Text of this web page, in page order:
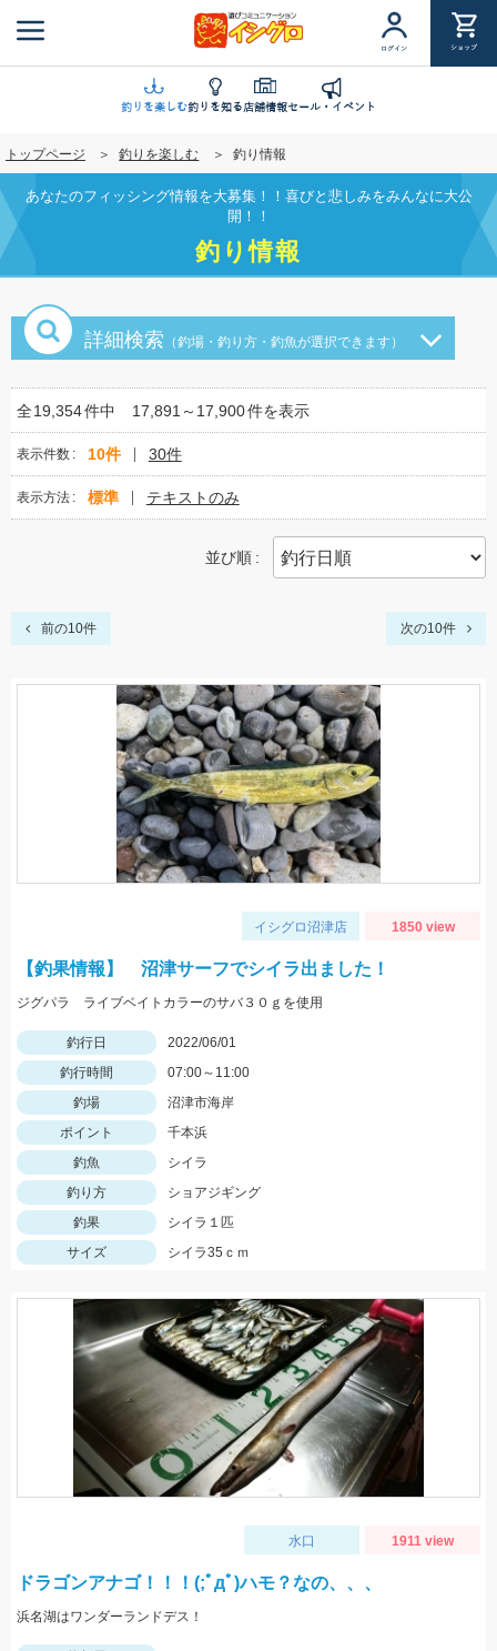
ン
に
移
動
ログイン ショップ
釣りを楽しむ釣りを知る店舗情報セール・イベント
トップページ 釣りを楽しむ 釣り情報
あなたのフィッシング情報を大募集！！喜びと悲しみをみんなに大公
開！！
釣り情報
詳細検索 （釣場・釣り方・釣魚が選択できます）
全19,354件中 17,891～17,900件を表示
表示件数 10件 30件
表示方法 標準 テキストのみ
並び順
前の10件 次の10件
イシグロ沼津店 1850 view
【釣果情報】 沼津サーフでシイラ出ました！
ジグパラ ライブベイトカラーのサバ３０ｇを使用
釣行日
2022/06/01
釣行時間
07:00～11:00
釣場
沼津市海岸
ポイント
千本浜
釣魚
シイラ
釣り方
ショアジギング
釣果
シイラ１匹
サイズ
シイラ35ｃｍ
水口 1911 view
ドラゴンアナゴ！！！(;ﾟдﾟ)ハモ？なの、、、
浜名湖はワンダーランドデス！